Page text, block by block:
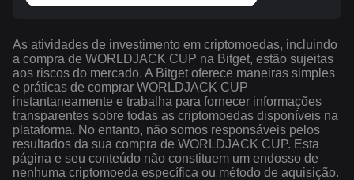
As atividades de investimento em criptomoedas, incluindo
a compra de WORLDJACK CUP na Bitget, estão sujeitas
aos riscos do mercado. A Bitget oferece maneiras simples
e práticas de comprar WORLDJACK CUP
instantaneamente e trabalha para fornecer informações
transparentes sobre todas as criptomoedas disponíveis na
plataforma. No entanto, não somos responsáveis pelos
resultados da sua compra de WORLDJACK CUP. Esta
página e seu conteúdo não constituem um endosso de
nenhuma criptomoeda específica ou método de aquisição.